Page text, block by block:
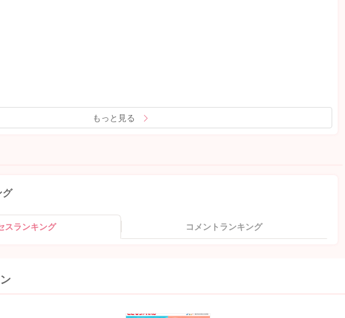
もっと見る
グ
スランキング コメントランキング